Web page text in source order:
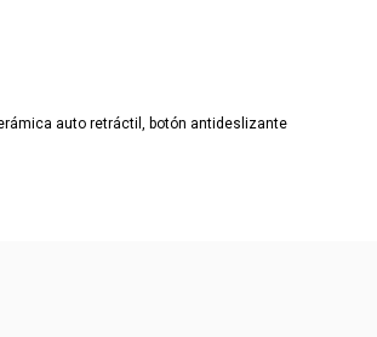
auto retráctil, botón antideslizante